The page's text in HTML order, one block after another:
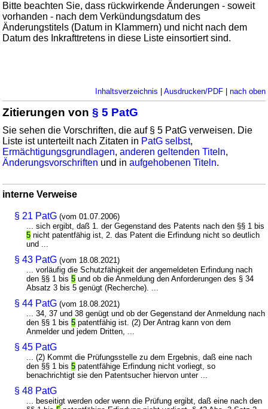
Bitte beachten Sie, dass rückwirkende Änderungen - soweit
vorhanden - nach dem Verkündungsdatum des
Änderungstitels (Datum in Klammern) und nicht nach dem
Datum des Inkrafttretens in diese Liste einsortiert sind.
Inhaltsverzeichnis Ausdrucken/PDF| nach oben
Zitierungen von§ 5 PatG
Sie sehen die Vorschriften, die auf § 5 PatG verweisen. Die
Liste ist unterteilt nach Zitaten in PatG selbst,
Ermächtigungsgrundlagen,anderen geltenden Titeln,
Änderungsvorschriften und inaufgehobenen Titeln.
interne Verweise
§ 21 PatG (vom 01.07.2006)
... sich ergibt, daß 1. der Gegenstand des Patents nach den §§ 1 bis
5 nicht patentfähig ist, 2. das Patent die Erfindung nicht so deutlich
und ...
§ 43 PatG (vom 18.08.2021)
... vorläufig die Schutzfähigkeit der angemeldeten Erfindung nach
den §§ 1 bis5 und ob die Anmeldung den Anforderungen des § 34
Absatz 3 bis 5 genügt (Recherche). ...
§ 44 PatG (vom 18.08.2021)
... 34, 37 und 38 genügt und ob der Gegenstand der Anmeldung nach
den §§ 1 bis5 patentfähig ist. (2) Der Antrag kann von dem
Anmelder und jedem Dritten, ...
§ 45 PatG
... (2) Kommt die Prüfungsstelle zu dem Ergebnis, daß eine nach
den §§ 1 bis5 patentfähige Erfindung nicht vorliegt, so
benachrichtigt sie den Patentsucher hiervon unter ...
§ 48 PatG
... beseitigt werden oder wenn die Prüfung ergibt, daß eine nach den